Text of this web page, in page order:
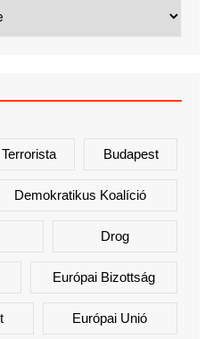
Budapest
Demokratikus Koalíció
Drog
Európai Bizottság
Európai Unió